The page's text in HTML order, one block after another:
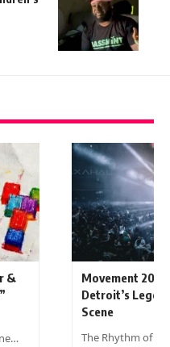
&
Movement
Detroit’s
Scene
The Rhythm of